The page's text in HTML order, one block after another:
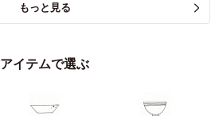
もっと見る
アイテムで選ぶ